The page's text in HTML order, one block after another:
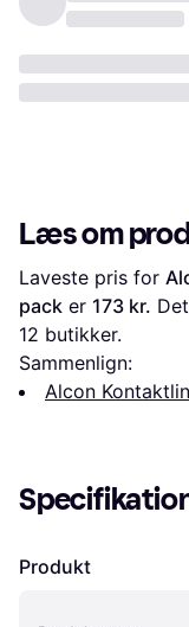
Læs om
Laveste pris for
pack er 173 kr.
12 butikker.
Sammenlign:
Alcon
Produkt